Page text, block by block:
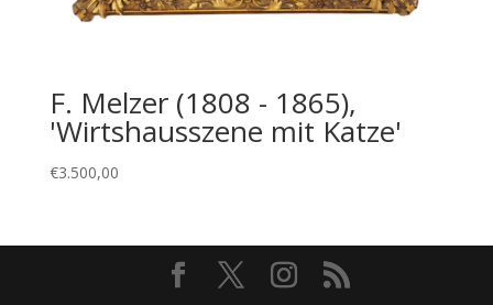
F. Melzer (1808 - 1865),
'Wirtshausszene mit Katze'
€3.500,00